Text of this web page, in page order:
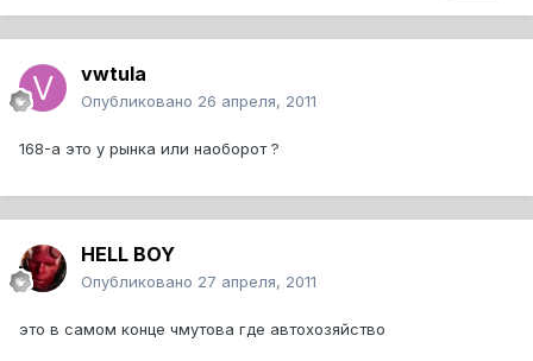
vwtula
Опубликовано 26 апреля, 2011
168-а это у рынка или наоборот ?
HELL BOY
Опубликовано 27 апреля, 2011
это в самом конце чмутова где автохозяйство